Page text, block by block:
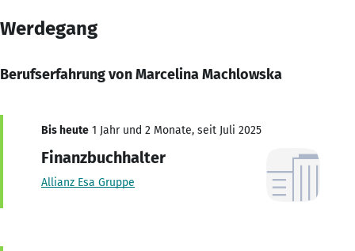
Werdegang
Berufserfahrung von Marcelina Machlowska
Bis heute 1 Jahr und 2 Monate, seit Juli 2025
Finanzbuchhalter
Allianz Esa Gruppe